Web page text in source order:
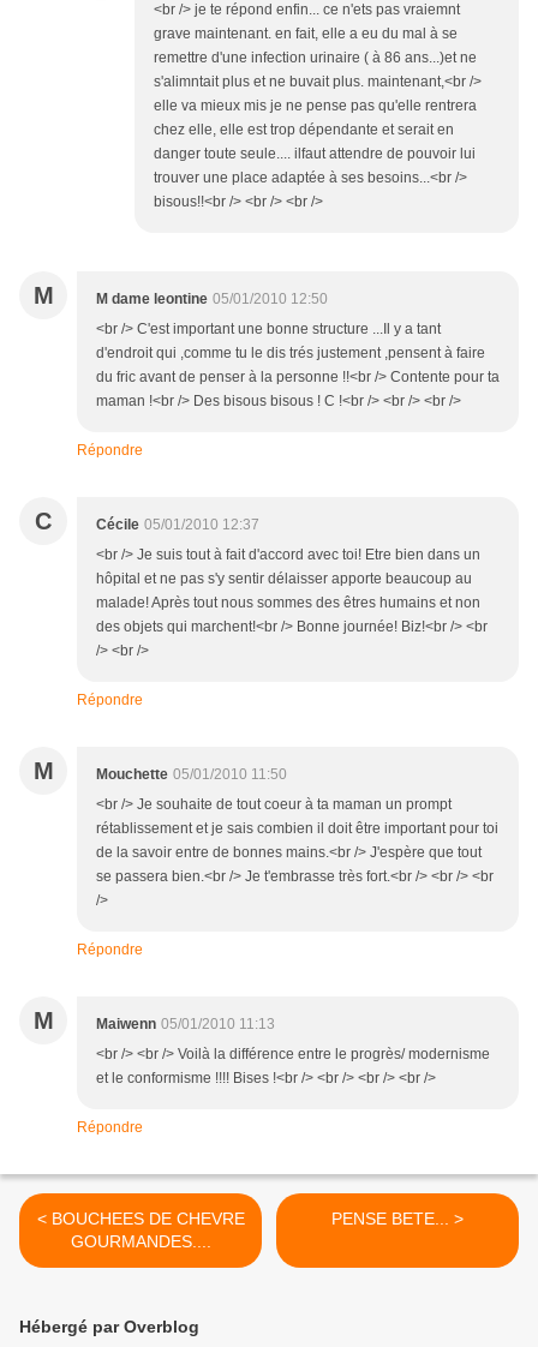
<br /> je te répond enfin... ce n'ets pas vraiemnt
grave maintenant. en fait, elle a eu du mal à se
remettre d'une infection urinaire ( à 86 ans...)et ne
s'alimntait plus et ne buvait plus. maintenant,<br />
elle va mieux mis je ne pense pas qu'elle rentrera
chez elle, elle est trop dépendante et serait en
danger toute seule.... ilfaut attendre de pouvoir lui
trouver une place adaptée à ses besoins...<br />
bisous!!<br /> <br /> <br />
M M dame leontine 05/01/2010 12:50
<br /> C'est important une bonne structure ...Il y a tant
d'endroit qui ,comme tu le dis trés justement ,pensent à faire
du fric avant de penser à la personne !!<br /> Contente pour ta
maman !<br /> Des bisous bisous ! C !<br /> <br /> <br />
Répondre
C Cécile 05/01/2010 12:37
<br /> Je suis tout à fait d'accord avec toi! Etre bien dans un
hôpital et ne pas s'y sentir délaisser apporte beaucoup au
malade! Après tout nous sommes des êtres humains et non
des objets qui marchent!<br /> Bonne journée! Biz!<br /> <br
/> <br />
Répondre
M Mouchette 05/01/2010 11:50
<br /> Je souhaite de tout coeur à ta maman un prompt
rétablissement et je sais combien il doit être important pour toi
de la savoir entre de bonnes mains.<br /> J'espère que tout
se passera bien.<br /> Je t'embrasse très fort.<br /> <br /> <br
/>
Répondre
M Maiwenn 05/01/2010 11:13
<br /> <br /> Voilà la différence entre le progrès/ modernisme
et le conformisme !!!! Bises !<br /> <br /> <br /> <br />
Répondre
< BOUCHEES DE CHEVRE
GOURMANDES....
PENSE BETE... >
Hébergé par Overblog